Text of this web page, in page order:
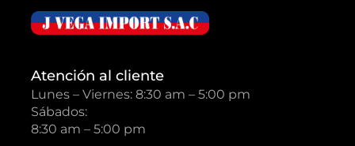
Atención al cliente
Lunes – Viernes: 8:30 am – 5:00 pm
Sábados:
8:30 am – 5:00 pm